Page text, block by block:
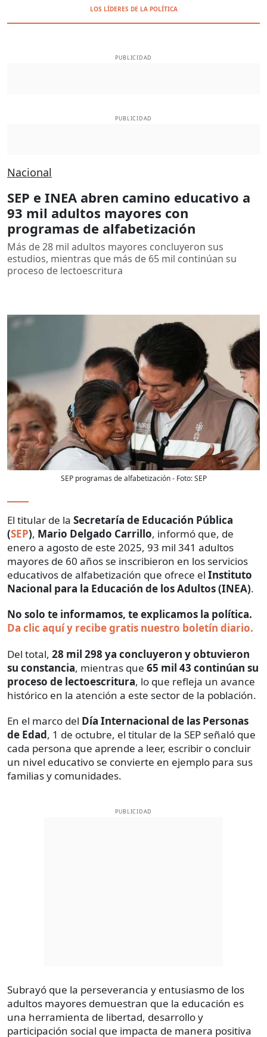
LOS LÍDERES DE LA POLÍTICA
PUBLICIDAD
PUBLICIDAD
Nacional
SEP e INEA abren camino educativo a
93 mil adultos mayores con
programas de alfabetización
Más de 28 mil adultos mayores concluyeron sus
estudios, mientras que más de 65 mil continúan su
proceso de lectoescritura
SEP programas de alfabetización- Foto:SEP
El titular de la Secretaría de Educación Pública
(SEP), Mario Delgado Carrillo, informó que, de
enero a agosto de este 2025, 93 mil 341 adultos
mayores de 60 años se inscribieron en los servicios
educativos de alfabetización que ofrece el Instituto
Nacional para la Educación de los Adultos (INEA).
No solo te informamos, te explicamos la política.
Da clic aquí y recibe gratis nuestro boletín diario.
Del total, 28 mil 298 ya concluyeron y obtuvieron
su constancia, mientras que 65 mil 43 continúan su
proceso de lectoescritura, lo que refleja un avance
histórico en la atención a este sector de la población.
En el marco del Día Internacional de las Personas
de Edad, 1 de octubre, el titular de la SEP señaló que
cada persona que aprende a leer, escribir o concluir
un nivel educativo se convierte en ejemplo para sus
familias y comunidades.
PUBLICIDAD
Subrayó que la perseverancia y entusiasmo de los
adultos mayores demuestran que la educación es
una herramienta de libertad, desarrollo y
participación social que impacta de manera positiva